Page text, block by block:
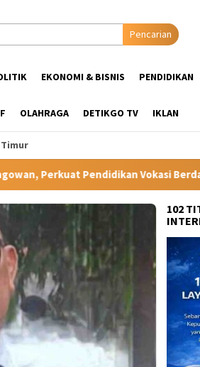
Pencarian
EKONOMI & BISNIS PENDIDIKAN
OLAHRAGA DETIKGO TV IKLAN
Berdaya Saing di Kampung
102